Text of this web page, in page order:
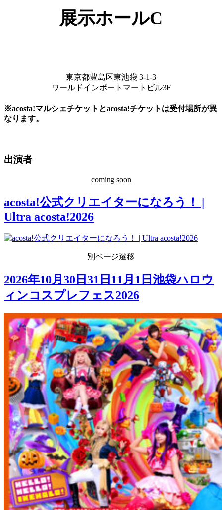
展示ホールC
東京都豊島区東池袋 3-1-3
ワールドインポートマートビル3F
※acosta!マルシェチケットとacosta!チケットは受付場所が異
なります。
出演者
coming soon
acosta!公式クリエイターになろう！ |
Ultra acosta!2026
別ページ遷移
2026年10月30日31日11月1日池袋ハロウ
ィンコスプレフェス2026